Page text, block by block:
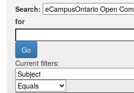
Search:
for
Current filters: